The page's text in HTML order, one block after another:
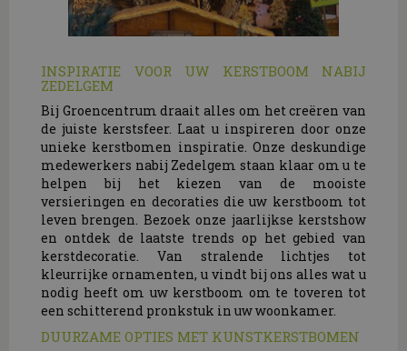
INSPIRATIE VOOR UW KERSTBOOM NABIJ
ZEDELGEM
Bij Groencentrum draait alles om het creëren van
de juiste kerstsfeer. Laat u inspireren door onze
unieke kerstbomen inspiratie. Onze deskundige
medewerkers nabij Zedelgem staan klaar om u te
helpen bij het kiezen van de mooiste
versieringen en decoraties die uw kerstboom tot
leven brengen. Bezoek onze jaarlijkse kerstshow
en ontdek de laatste trends op het gebied van
kerstdecoratie. Van stralende lichtjes tot
kleurrijke ornamenten, u vindt bij ons alles wat u
nodig heeft om uw kerstboom om te toveren tot
een schitterend pronkstuk in uw woonkamer.
DUURZAME OPTIES MET KUNSTKERSTBOMEN